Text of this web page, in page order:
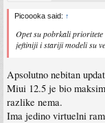
Picoooka said: ↑
Opet su pobrkali prioritete
jeftiniji i stariji modeli su
Apsolutno nebitan
Miui 12.5 je bio
razlike nema.
Ima jedino virtuelni